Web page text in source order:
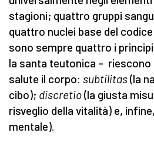
stagioni; quattro gruppi
quattro nuclei base del
sono sempre quattro i
la santa teutonica – riescono
salute il corpo: subtilitas(la
cibo); discretio(la giusta
risveglio della vitalità) e,
mentale).